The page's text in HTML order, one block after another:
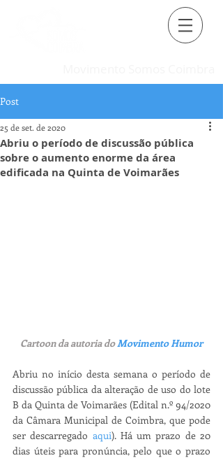
Post
Abriu o período de discussão pública
sobre o aumento enorme da área
edificada na Quinta de Voimarães
25 de set. de 2020
Cartoon da autoria do Movimento Humor
Abriu no início desta semana o período de
discussão pública da alteração de uso do lote
B da Quinta de Voimarães (Edital n.º 94/2020
da Câmara Municipal de Coimbra, que pode
ser descarregado aqui). Há um prazo de 20
dias úteis para pronúncia, pelo que o prazo